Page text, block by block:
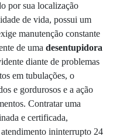
por sua localização
de vida, possui um
manutenção constante
de uma desentupidora
diante de problemas
em tubulações, o
e gordurosos e a ação
Contratar uma
e certificada,
ininterrupto 24